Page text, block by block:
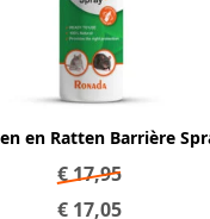
en Ratten Barrière
€17,95
€ 17,05